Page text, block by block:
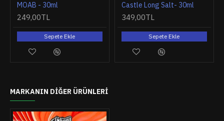
MOAB - 30ml
249,00TL
Sepete Ekle
Castle Long Salt- 30ml
349,00TL
Sepete Ekle
MARKANIN DIĞER ÜRÜNLERI